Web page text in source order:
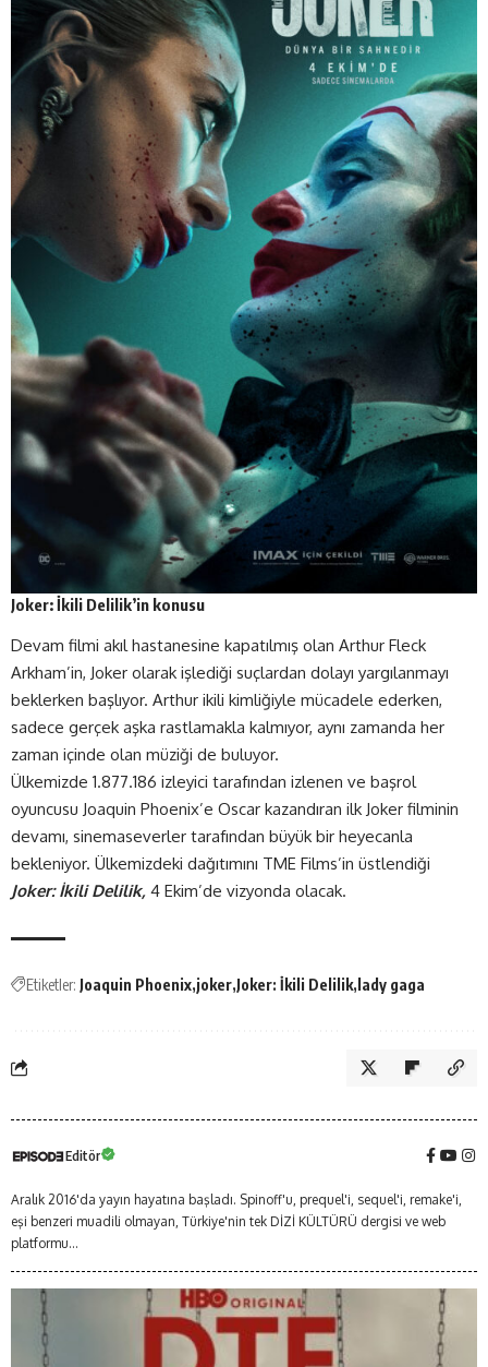
Joker: İkili Delilik’in konusu
Devam filmi akıl hastanesine kapatılmış olan Arthur Fleck
Arkham’in, Joker olarak işlediği suçlardan dolayı yargılanmayı
beklerken başlıyor. Arthur ikili kimliğiyle mücadele ederken,
sadece gerçek aşka rastlamakla kalmıyor, aynı zamanda her
zaman içinde olan müziği de buluyor.
Ülkemizde 1.877.186 izleyici tarafından izlenen ve başrol
oyuncusu Joaquin Phoenix’e Oscar kazandıran ilk Joker filminin
devamı, sinemaseverler tarafından büyük bir heyecanla
bekleniyor. Ülkemizdeki dağıtımını TME Films’in üstlendiği
Joker: İkili Delilik, 4 Ekim’de vizyonda olacak.
Etiketler: Joaquin Phoenix joker Joker: İkili Delilik lady gaga
Editör
Aralık 2016'da yayın hayatına başladı. Spinoff'u, prequel'i, sequel'i, remake'i,
eşi benzeri muadili olmayan, Türkiye'nin tek DİZİ KÜLTÜRÜ dergisi ve web
platformu...